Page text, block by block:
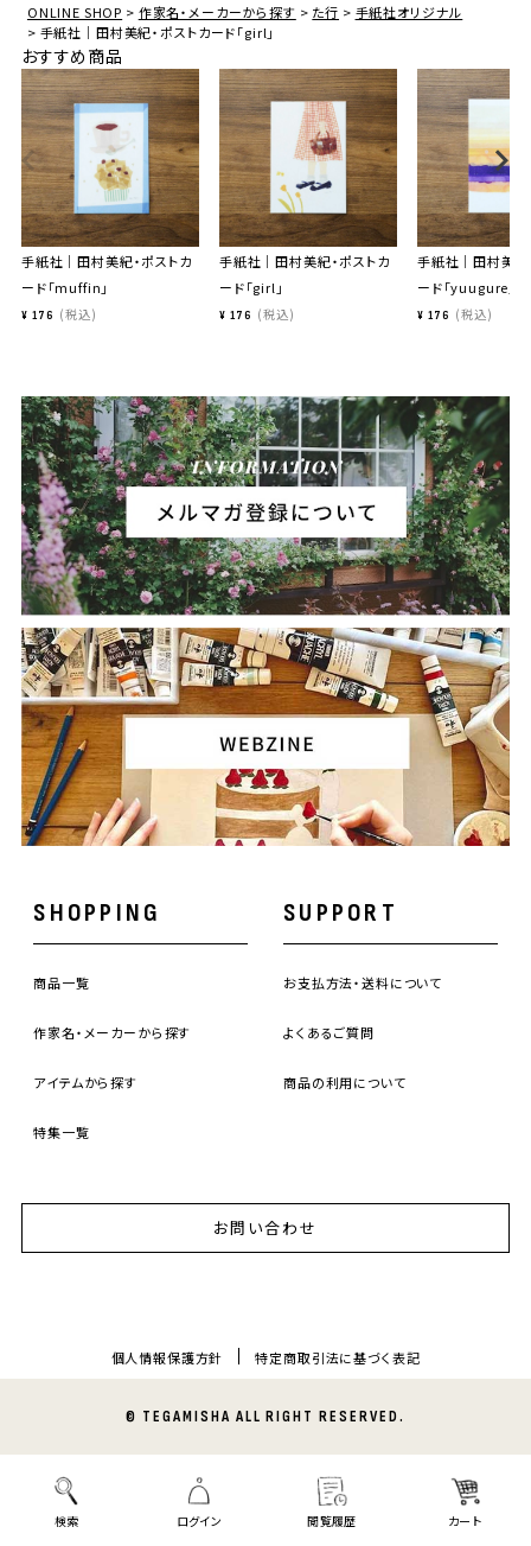
ONLINE SHOP
作家名・メーカーから探す た行
手紙社オリジナル
手紙社｜田村美紀・ポストカード「girl」
おすすめ商品
手紙社｜田村美紀・ポストカ
ード「muffin」
¥ 176 税込
手紙社｜田村美紀・ポストカ
ード「girl」
¥ 176 税込
手紙社｜田村美紀
ード「yuugure」
¥ 176 税込
SHOPPING
商品一覧
作家名・メーカーから探す
アイテムから探す
特集一覧
SUPPORT
お支払方法・送料について
よくあるご質問
商品の利用について
お問い合わせ
個人情報保護方針 特定商取引法に基づく表記
© TEGAMISHA ALL RIGHT RESERVED.